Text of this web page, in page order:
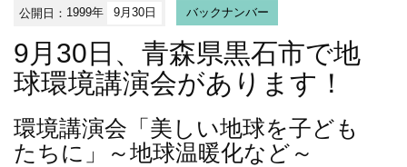
公開日： 1999年 9月30日 バックナンバー
9月30日、青森県黒石市で地
球環境講演会があります！
環境講演会 「美しい地球を子ども
たちに」～地球温暖化など～